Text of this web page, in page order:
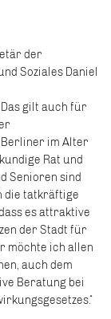
der
Soziales Daniel
gilt auch für
im Alter
Rat und
Senioren sind
die tatkräftige
es attraktive
der Stadt für
möchte ich allen
auch dem
Beratung bei